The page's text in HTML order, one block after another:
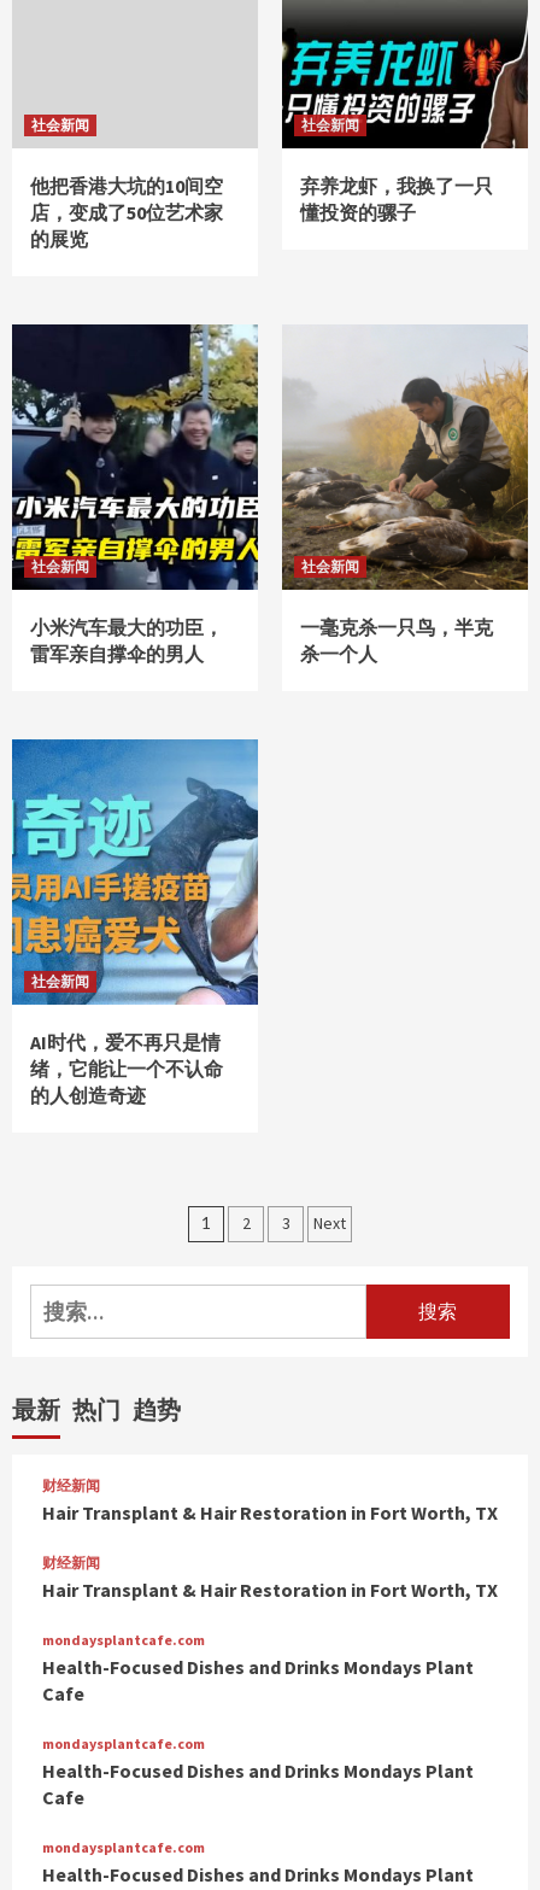
社会新闻
他把香港大坑的10间空
店，变成了50位艺术家
的展览
社会新闻
弃养龙虾，我换了一只
懂投资的骡子
社会新闻
小米汽车最大的功臣，
雷军亲自撑伞的男人
社会新闻
一毫克杀一只鸟，半克
杀一个人
社会新闻
AI时代，爱不再只是情
绪，它能让一个不认命
的人创造奇迹
文
页
1 2 3 Next
搜
索：
最新 热门 趋势
财经新闻
Hair Transplant & Hair Restoration in Fort Worth, TX
财经新闻
Hair Transplant & Hair Restoration in Fort Worth, TX
mondaysplantcafe.com
Health-Focused Dishes and Drinks Mondays Plant
Cafe
mondaysplantcafe.com
Health-Focused Dishes and Drinks Mondays Plant
Cafe
mondaysplantcafe.com
Health-Focused Dishes and Drinks Mondays Plant